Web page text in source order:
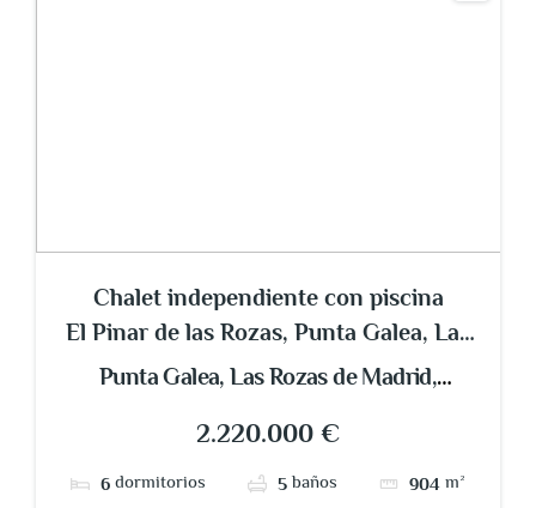
Chalet independiente con piscina
El Pinar de las Rozas, Punta Galea, Las
Rozas de Madrid
Punta Galea, Las Rozas de Madrid,
2.220.000 €
6 dormitorios 5 baños 904 m²